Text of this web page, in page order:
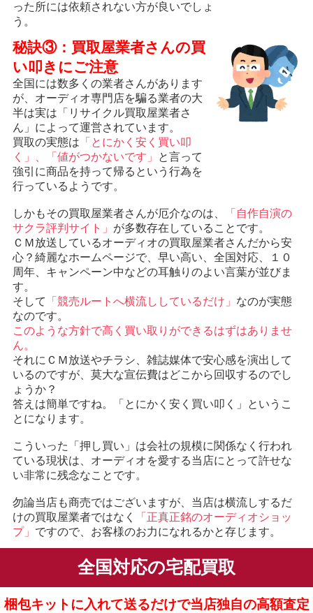
った所には依頼されない方が良いでしょ
う。
秘訣③：買取屋業者さんの買
い叩きにご注意
全国には数多くの業者さんがあります
が、オーディオ専門店を騙る業者の大
半は実は「リサイクル買取屋業者さ
ん」によって運営されています。
買取の実態は 「とにかく安く買い叩
く」、「値がつかないです」
と言って
強引に商品を持って帰るという行為を
行っているようです。
しかもその買取屋業者さんが厄介なのは、
「自作自演の
サクラ評判サイト」 が多数存在していることです。
ＣＭ放送しているオーディオの買取屋業者さんだから安
心？綺麗なホームページで、早い高い、全国対応、１０
周年、キャンペーン中などの耳触りのよい言葉が並びま
す。
そして
「競売ルートへ横流ししているだけ」 なのが実態
なのです。
このような方針で高く買い取りができるはずはありませ
ん。
それにＣＭ放送やチラシ、雑誌媒体で安心感を演出して
いるのですが、莫大な宣伝費はどこから回収するのでし
ょうか？
答えは簡単ですね。「とにかく安く買い叩く」というこ
とになります。
こういった「押し買い」は会社の規模に関係なく行われ
ている現状は、オーディオを愛する当店にとって許せな
い非常に残念なことです。
勿論当店も商売ではございますが、当店は横流しするだ
けの買取屋業者ではなく
「正真正銘のオーディオショッ
プ」 ですので、お客様のお力になれるかと存じます。
全国対応の宅配買取
梱包キットに入れて送るだけで当店独自の高額査定